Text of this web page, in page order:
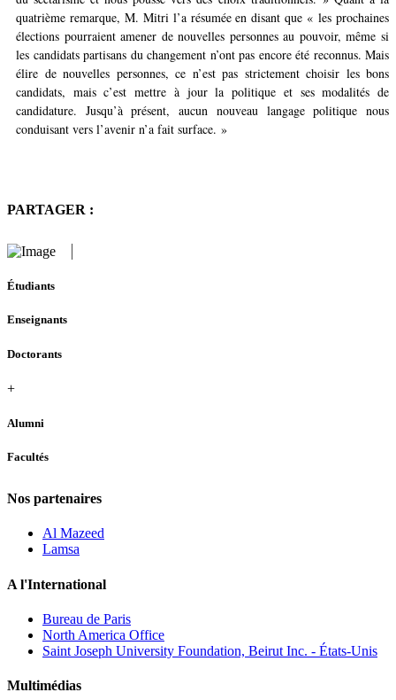
quatrième remarque, M. Mitri l’a résumée en disant que « les prochaines
élections pourraient amener de nouvelles personnes au pouvoir, même si
les candidats partisans du changement n’ont pas encore été reconnus. Mais
élire de nouvelles personnes, ce n’est pas strictement choisir les bons
candidats, mais c’est mettre à jour la politique et ses modalités de
candidature. Jusqu’à présent, aucun nouveau langage politique nous
conduisant vers l’avenir n’a fait surface. »
PARTAGER :
Étudiants
Enseignants
Doctorants
+
Alumni
Facultés
Nos partenaires
Al Mazeed
Lamsa
A l'International
Bureau de Paris
North America Office
Saint Joseph University Foundation, Beirut Inc. - États-Unis
Multimédias